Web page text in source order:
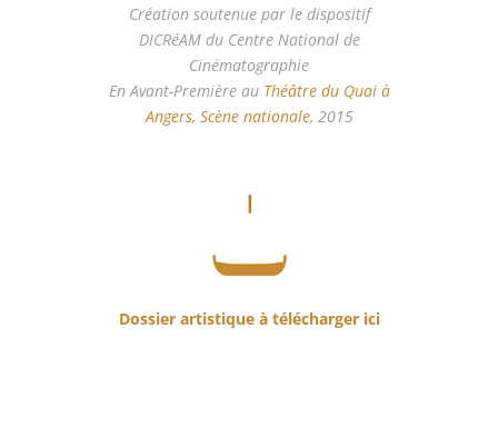
Création soutenue par le dispositif
DICRéAM du Centre National de
Cinématographie
En Avant-Première au Théâtre du Quai à
Angers, Scène nationale, 2015
Dossier artistique à télécharger ici